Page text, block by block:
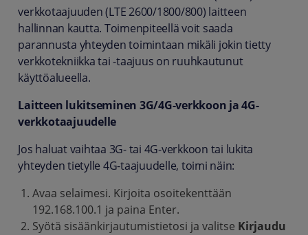
verkkotaajuuden (LTE 2600/1800/800) laitteen
hallinnan kautta. Toimenpiteellä voit saada
parannusta yhteyden toimintaan mikäli jokin tietty
verkkotekniikka tai -taajuus on ruuhkautunut
käyttöalueella.
Laitteen lukitseminen 3G/4G-verkkoon ja 4G-
verkkotaajuudelle
Jos haluat vaihtaa 3G- tai 4G-verkkoon tai lukita
yhteyden tietylle 4G-taajuudelle, toimi näin:
Avaa selaimesi. Kirjoita osoitekenttään
192.168.100.1 ja paina Enter.
Syötä sisäänkirjautumistietosi ja valitse Kirjaudu